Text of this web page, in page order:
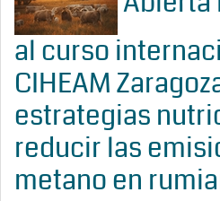
al curso
CIHEAM
estrategias
reducir las
metano en